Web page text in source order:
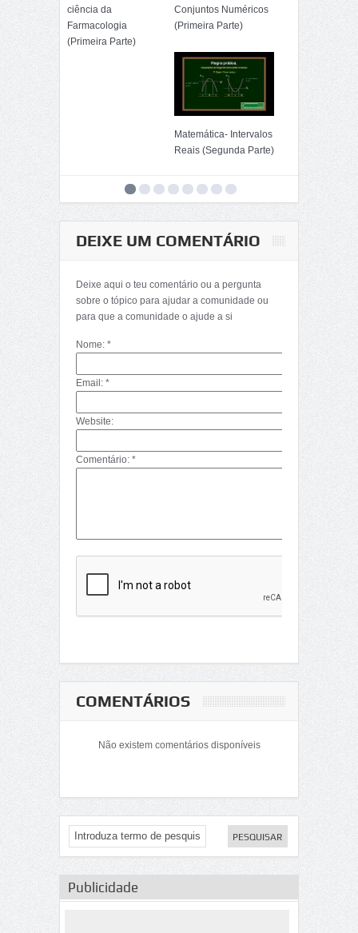
ciência da
Farmacologia
(Primeira Parte)
Conjuntos Numéricos
(Primeira Parte)
Matemática- Intervalos
Reais (Segunda Parte)
(Décima Primeira
Parte)
DEIXE UM COMENTÁRIO
Deixe aqui o teu comentário ou a pergunta
sobre o tópico para ajudar a comunidade ou
para que a comunidade o ajude a si
Nome: *
Email: *
Website:
Comentário: *
COMENTÁRIOS
Não existem comentários disponíveis
Publicidade